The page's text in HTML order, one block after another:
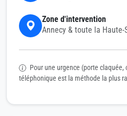
Zone d'intervention
Annecy & toute la Haute-
Pour une urgence (porte claquée,
téléphonique est la méthode la plus